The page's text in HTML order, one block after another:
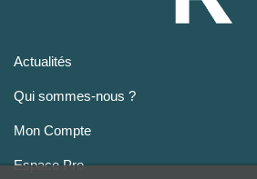
Actualités
Qui sommes-nous ?
Mon Compte
Espace Pro